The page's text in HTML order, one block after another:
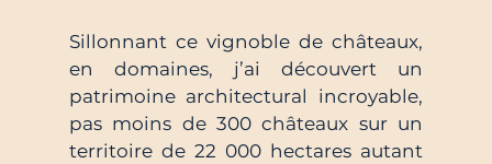
Sillonnant ce vignoble de châteaux,
en domaines, j’ai découvert un
patrimoine architectural incroyable,
pas moins de 300 châteaux sur un
territoire de 22 000 hectares autant